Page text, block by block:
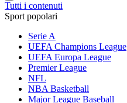
Tutti i contenuti
Sport popolari
Serie A
UEFA Champions League
UEFA Europa League
Premier League
NFL
NBA Basketball
Major League Baseball